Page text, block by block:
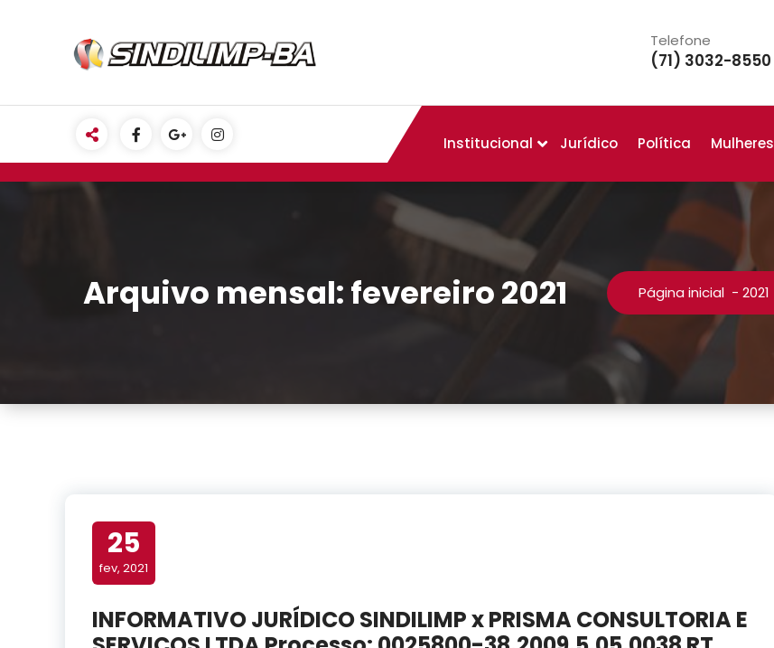
Telefone
(71) 3032-8550
Institucional Jurídico Política Mulheres
Arquivo mensal: fevereiro 2021 Página inicial - 2021
25
fev, 2021
INFORMATIVO JURÍDICO SINDILIMP x PRISMA CONSULTORIA E